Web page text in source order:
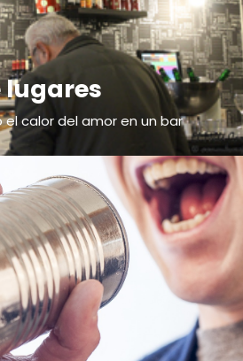
lugares
calor del amor en un bar